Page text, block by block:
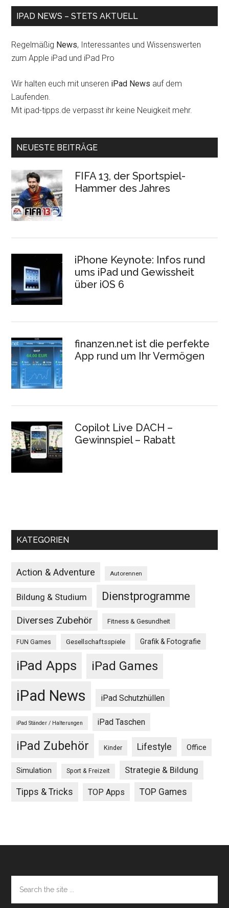
IPAD NEWS – STETS AKTUELL
Regelmäßig News, Interessantes und Wissenswerten
zum Apple iPad und iPad Pro
Wir halten euch mit unseren iPad News auf dem
Laufenden.
Mit ipad-tipps.de verpasst ihr keine Neuigkeit mehr.
NEUESTE BEITRÄGE
FIFA 13, der Sportspiel-
Hammer des Jahres
iPhone Keynote: Infos rund
ums iPad und Gewissheit
über iOS 6
finanzen.net ist die perfekte
App rund um Ihr Vermögen
Copilot Live DACH –
Gewinnspiel – Rabatt
KATEGORIEN
Action & Adventure Autorennen
Bildung & Studium Dienstprogramme
Diverses Zubehör Fitness & Gesundheit
FUN Games Gesellschaftsspiele Grafik & Fotografie
iPad Apps iPad Games
iPad News iPad Schutzhüllen
iPad Ständer / Halterungen iPad Taschen
iPad Zubehör Kinder Lifestyle Office
Simulation Sport & Freizeit Strategie & Bildung
Tipps & Tricks TOP Apps TOP Games
Footer
the
site